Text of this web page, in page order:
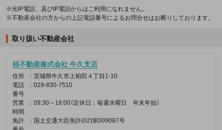
※光IP電話、及びIP電話からはご利用になれません。
※不動産会社の方からの上記電話番号によるお問合せはお断りしております。
取り扱い不動産会社
桂不動産株式会社 牛久支店
住所
：茨城県牛久市上柏田４丁目1-10
電話
番号
：029-830-7510
営業
時間
：09:30～18:00（定休日：毎週水曜日 年末年始）
免許
：国土交通大臣免許(02)第009087号